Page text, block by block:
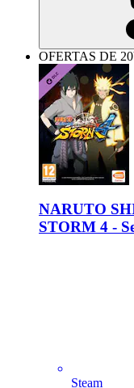
OFERTAS DE
NARUTO
STORM 4 -
Steam